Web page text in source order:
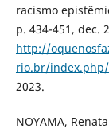
racismo
p. 434-451, dec.
http://
rio.br/
2023.
NOYAMA,